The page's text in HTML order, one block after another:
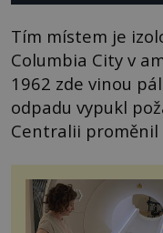
Tím místem je
Columbia City v
1962 zde vinou
odpadu vypukl
Centralii proměnil